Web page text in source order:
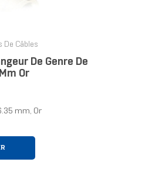
De Câbles
De Genre De
Or
mm, Or